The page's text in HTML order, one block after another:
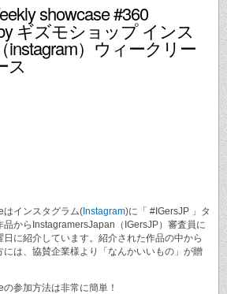
showcase #360
ギズモショップ インス
instagram）ウィークリー
ス
インスタグラム( Instagram)に「 #IGersJP 」タ
品からInstagramersJapan（IGersJP）審査員に
に紹介しています。紹介された作品の中から
は、協賛企業様より「なんかいいもの」が贈
参加方法は非常に簡単！